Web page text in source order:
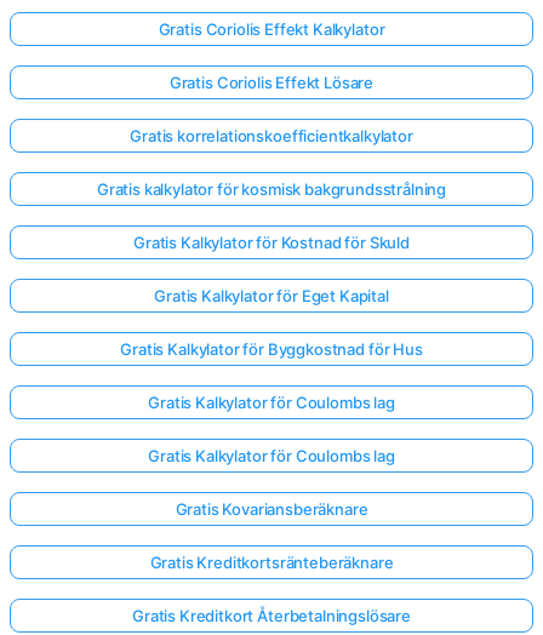
Gratis Coriolis Effekt Kalkylator
Gratis Coriolis Effekt Lösare
Gratis korrelationskoefficientkalkylator
Gratis kalkylator för kosmisk bakgrundsstrålning
Gratis Kalkylator för Kostnad för Skuld
Gratis Kalkylator för Eget Kapital
Gratis Kalkylator för Byggkostnad för Hus
Gratis Kalkylator för Coulombs lag
Gratis Kalkylator för Coulombs lag
Gratis Kovariansberäknare
Gratis Kreditkortsränteberäknare
Gratis Kreditkort Återbetalningslösare